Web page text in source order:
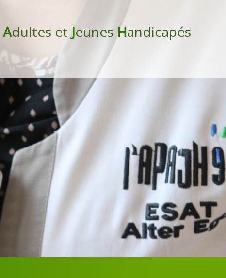
Adultes et Jeunes Handicapés